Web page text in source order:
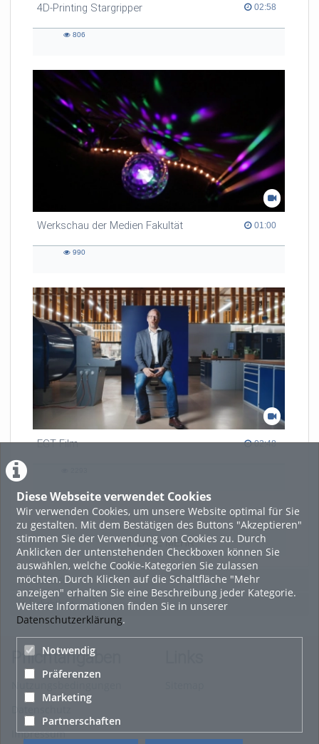
Diese Webseite verwendet Cookies
Wir verwenden Cookies, um unsere Website optimal für Sie
zu gestalten. Mit dem Bestätigen des Buttons "Akzeptieren"
stimmen Sie der Verwendung von Cookies zu. Durch
Anklicken der untenstehenden Checkboxen können Sie
auswählen, welche Cookie-Kategorien Sie zulassen
möchten. Durch Klicken auf die Schaltfläche "Mehr
anzeigen" erhalten Sie eine Beschreibung jeder Kategorie.
Weitere Informationen finden Sie in unserer
Datenschutzerklärung.
Notwendig
Präferenzen
Marketing
Partnerschaften
4D-Printing Stargripper 02:58
02:58 duration
806
Werkschau der Medien Fakultät 01:00
01:00 duration
990
EGT Film 02:48
02:48 duration
2293
LADE MEHR
Featured
Beliebtheit
Pflichtangaben
Impressum